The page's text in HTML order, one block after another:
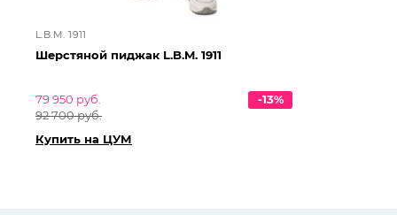
L.B.M. 1911
Шерстяной пиджак L.B.M. 1911
79 950 руб.
92 700 руб.
-13%
Купить на ЦУМ